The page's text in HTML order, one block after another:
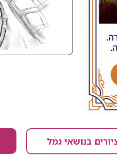
בנושאי גמל